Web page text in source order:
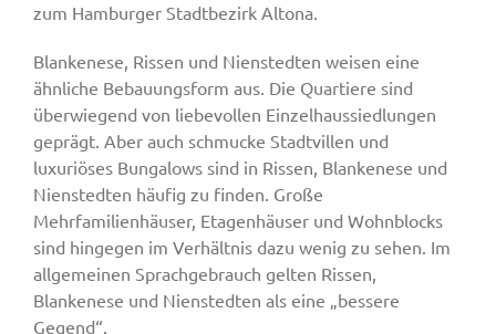
zum Hamburger Stadtbezirk Altona.
Blankenese, Rissen und Nienstedten weisen eine
ähnliche Bebauungsform aus. Die Quartiere sind
überwiegend von liebevollen Einzelhaussiedlungen
geprägt. Aber auch schmucke Stadtvillen und
luxuriöses Bungalows sind in Rissen, Blankenese und
Nienstedten häufig zu finden. Große
Mehrfamilienhäuser, Etagenhäuser und Wohnblocks
sind hingegen im Verhältnis dazu wenig zu sehen. Im
allgemeinen Sprachgebrauch gelten Rissen,
Blankenese und Nienstedten als eine „bessere
Gegend“.